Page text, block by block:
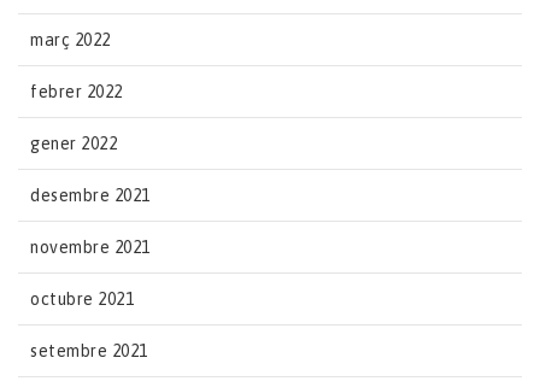
març 2022
febrer 2022
gener 2022
desembre 2021
novembre 2021
octubre 2021
setembre 2021